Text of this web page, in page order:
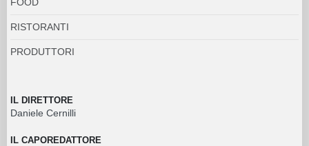
RISTORANTI
PRODUTTORI
IL DIRETTORE
Daniele Cernilli
IL CAPOREDATTORE